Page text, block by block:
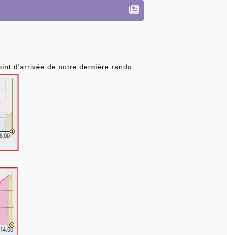
d'arrivée de notre dernière rando :